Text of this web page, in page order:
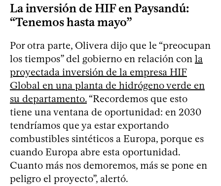
La inversión de HIF en Paysandú:
“Tenemos hasta mayo”
Por otra parte, Olivera dijo que le “preocupan
los tiempos” del gobierno en relación con la
proyectada inversión de la empresa HIF
Global en una planta de hidrógeno verde en
su departamento. “Recordemos que esto
tiene una ventana de oportunidad: en 2030
tendríamos que ya estar exportando
combustibles sintéticos a Europa, porque es
cuando Europa abre esta oportunidad.
Cuanto más nos demoremos, más se pone en
peligro el proyecto”, alertó.